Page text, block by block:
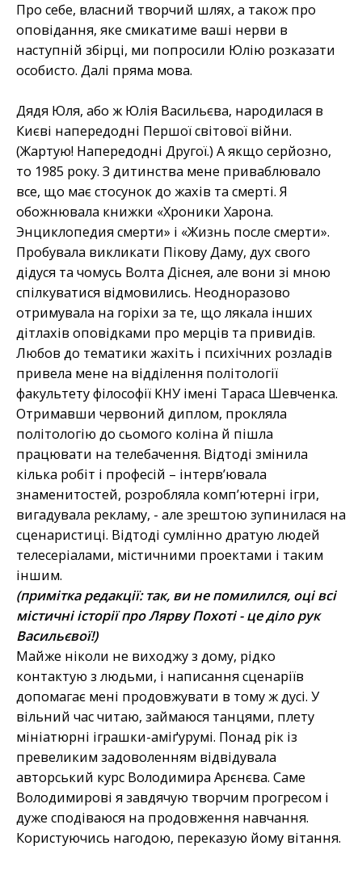
Про себе, власний творчий шлях, а також про
оповідання, яке смикатиме ваші нерви в
наступній збірці, ми попросили Юлію розказати
особисто. Далі пряма мова.
Дядя Юля, або ж Юлія Васильєва, народилася в
Києві напередодні Першої світової війни.
(Жартую! Напередодні Другої.) А якщо серйозно,
то 1985 року. З дитинства мене приваблювало
все, що має стосунок до жахів та смерті. Я
обожнювала книжки «Хроники Харона.
Энциклопедия смерти» і «Жизнь после смерти».
Пробувала викликати Пікову Даму, дух свого
дідуся та чомусь Волта Діснея, але вони зі мною
спілкуватися відмовились. Неодноразово
отримувала на горіхи за те, що лякала інших
дітлахів оповідками про мерців та привидів.
Любов до тематики жахіть і психічних розладів
привела мене на відділення політології
факультету філософії КНУ імені Тараса Шевченка.
Отримавши червоний диплом, прокляла
політологію до сьомого коліна й пішла
працювати на телебачення. Відтоді змінила
кілька робіт і професій – інтерв’ювала
знаменитостей, розробляла комп’ютерні ігри,
вигадувала рекламу, - але зрештою зупинилася на
сценаристиці. Відтоді сумлінно дратую людей
телесеріалами, містичними проектами і таким
іншим.
(примітка редакції: так, ви не помилился, оці всі
містичні історії про Лярву Похоті - це діло рук
Васильєвої!)
Майже ніколи не виходжу з дому, рідко
контактую з людьми, і написання сценаріїв
допомагає мені продовжувати в тому ж дусі. У
вільний час читаю, займаюся танцями, плету
мініатюрні іграшки-аміґурумі. Понад рік із
превеликим задоволенням відвідувала
авторський курс Володимира Арєнєва. Саме
Володимирові я завдячую творчим прогресом і
дуже сподіваюся на продовження навчання.
Користуючись нагодою, переказую йому вітання.